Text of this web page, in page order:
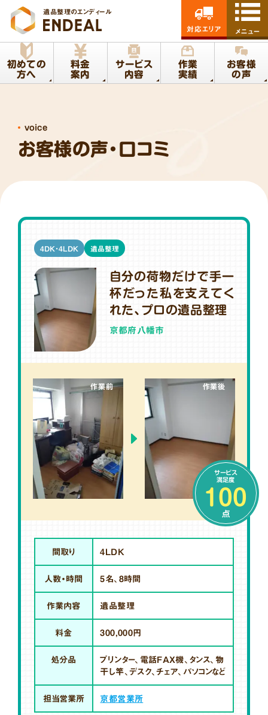
遺品整理のエンディール
初めての
方へ
料金
案内
サービス
内容
作業
実績
お客様
の声
対応エリア メニュー
お客様の声・口コミ
voice
自分の荷物だけで手一
杯だった私を支えてく
れた、プロの遺品整理
京都府八幡市
4DK・4LDK 遺品整理
作業前 作業後
サービス
満足度
100
点
間取り 4LDK
人数・時間 5名、8時間
作業内容 遺品整理
料金 300,000円
処分品
プリンター、電話FAX機、タンス、物
干し竿、デスク、チェア、パソコンなど
担当営業所 京都営業所